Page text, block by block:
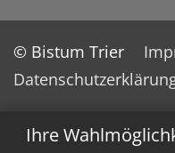
Ihre
© Bistum Trier